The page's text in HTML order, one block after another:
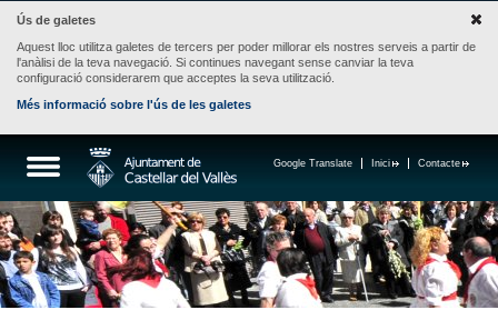
Ús de galetes
Aquest lloc utilitza galetes de tercers per poder millorar els nostres serveis a partir de
l'anàlisi de la teva navegació. Si continues navegant sense canviar la teva
configuració considerarem que acceptes la seva utilització.
Més informació sobre l'ús de les galetes
Contacte
Inici
Google Translate